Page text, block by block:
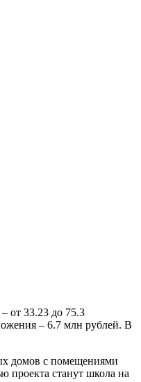
от 33.23 до 75.3
– 6.7 млн рублей. В
домов с помещениями
проекта станут школа на